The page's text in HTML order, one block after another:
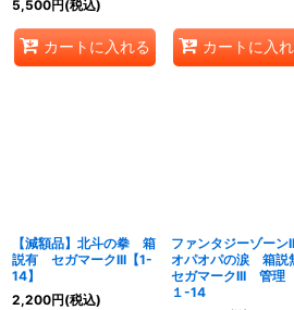
5,500円 (税込)
カートに入れる カートに入
【減額品】北斗の拳 箱
説有 セガマークIII【1-
14】
2,200円(税込)
ファンタジーゾー
オパオパの涙 箱
セガマークIII 管理
１-14